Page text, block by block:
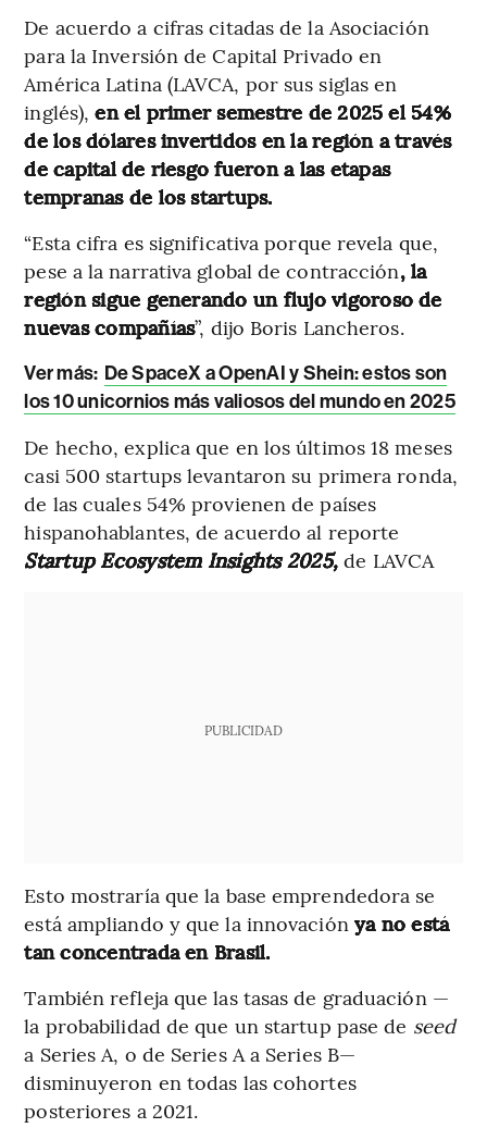
De acuerdo a cifras citadas de la Asociación
para la Inversión de Capital Privado en
América Latina (LAVCA, por sus siglas en
inglés),en el primer semestre de 2025 el 54%
de los dólares invertidos en la región a través
de capital de riesgo fueron a las etapas
tempranas de los startups.
“Esta cifra es significativa porque revela que,
pese a la narrativa global de contracción, la
región sigue generando un flujo vigoroso de
nuevas compañías”, dijo Boris Lancheros.
Ver más: De SpaceX a OpenAI y Shein: estos son
los 10 unicornios más valiosos del mundo en 2025
De hecho, explica que en los últimos 18 meses
casi 500 startups levantaron su primera ronda,
de las cuales 54% provienen de países
hispanohablantes, de acuerdo al reporte
Startup Ecosystem Insights 2025,de LAVCA
PUBLICIDAD
Esto mostraría que la base emprendedora se
está ampliando y que la innovación ya no está
tan concentrada en Brasil.
También refleja que las tasas de graduación —
la probabilidad de que un startup pase de seed
a Series A, o de Series A a Series B—
disminuyeron en todas las cohortes
posteriores a 2021.